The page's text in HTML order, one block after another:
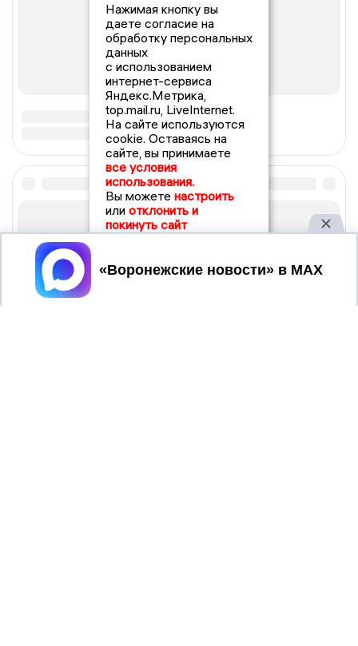
Нажимая кнопку вы
даете согласие на
обработку персональных
данных
с использованием
интернет-сервиса
Яндекс.Метрика,
top.mail.ru, LiveInternet.
На сайте используются
cookie. Оставаясь на
сайте, вы принимаете
все условия
использования.
Вы можете настроить
или отклонить и
покинуть сайт
Принять